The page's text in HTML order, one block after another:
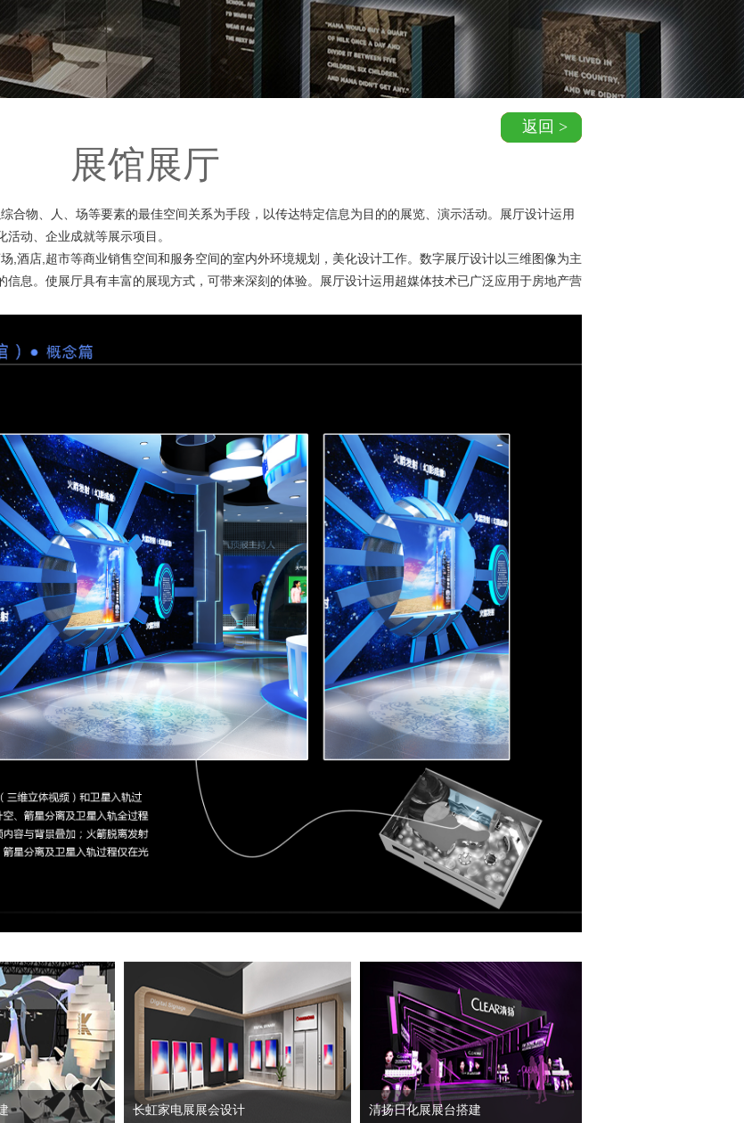
展馆展厅
返回 >
物、人、场等要素的最佳空间关系为手段，以传达特定信息为目的的展览、演示活动。展厅设计运用
动、企业成就等展示项目。
酒店,超市等商业销售空间和服务空间的室内外环境规划，美化设计工作。数字展厅设计以三维图像为主
息。使展厅具有丰富的展现方式，可带来深刻的体验。展厅设计运用超媒体技术已广泛应用于房地产营
长虹家电展展会设计 清扬日化展展台搭建